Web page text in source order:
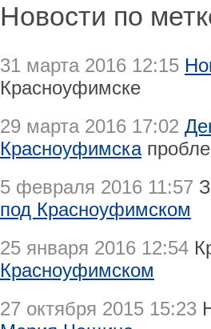
Новости по
31 марта 2016 12:15
Красноуфимске
29 марта 2016 17:02
Красноуфимска
5 февраля 2016 11:57
под Красноуфимском
25 января 2016 12:54
Красноуфимском
27 октября 2015 15:23